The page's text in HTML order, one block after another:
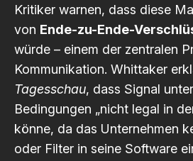
Kritiker warnen, dass diese
von Ende-zu-Ende-
würde – einem der zentralen
Kommunikation. Whittaker
Tagesschau, dass Signal
Bedingungen „nicht legal in
könne, da das Unternehmen
oder Filter in seine Software